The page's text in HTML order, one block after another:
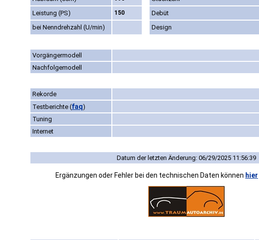
Leistung (PS) 150
Debüt
bei Nenndrehzahl (U/min)
Design
Vorgängermodell
Nachfolgemodell
Rekorde
Testberichte (faq)
Tuning
Internet
Datum der letzten Änderung: 06/29/2025 11:56:39
Ergänzungen oder Fehler bei den technischen Daten können hier